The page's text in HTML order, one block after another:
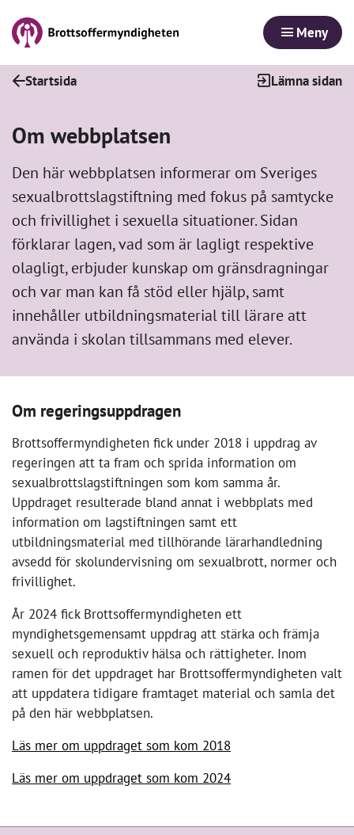
Meny
Startsida Lämna sidan
Om webbplatsen
Den här webbplatsen informerar om Sveriges
sexualbrottslagstiftning med fokus på samtycke
och frivillighet i sexuella situationer. Sidan
förklarar lagen, vad som är lagligt respektive
olagligt, erbjuder kunskap om gränsdragningar
och var man kan få stöd eller hjälp, samt
innehåller utbildningsmaterial till lärare att
använda i skolan tillsammans med elever.
Om regeringsuppdragen
Brottsoffermyndigheten fick under 2018 i uppdrag av
regeringen att ta fram och sprida information om
sexualbrottslagstiftningen som kom samma år.
Uppdraget resulterade bland annat i webbplats med
information om lagstiftningen samt ett
utbildningsmaterial med tillhörande lärarhandledning
avsedd för skolundervisning om sexualbrott, normer och
frivillighet.
År 2024 fick Brottsoffermyndigheten ett
myndighetsgemensamt uppdrag att stärka och främja
sexuell och reproduktiv hälsa och rättigheter. Inom
ramen för det uppdraget har Brottsoffermyndigheten valt
att uppdatera tidigare framtaget material och samla det
på den här webbplatsen.
Läs mer om uppdraget som kom 2018
Läs mer om uppdraget som kom 2024